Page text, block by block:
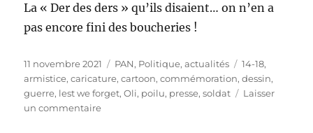
La « Der des ders » qu’ils disaient… on n’en a
pas encore fini des boucheries !
Publié
le
11 novembre 2021 Catégories
PAN, Politique, actualités Étiquettes
14-18,
armistice,caricature,cartoon,commémoration,dessin,
guerre, lest we forget,Oli, poilu, presse,soldat
Laisser
un commentairesur